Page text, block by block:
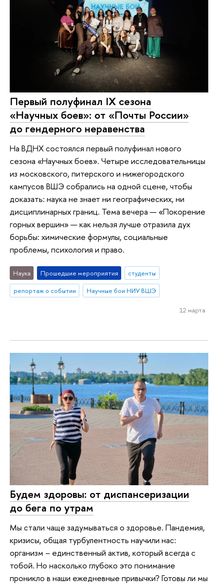
Первый полуфинал IX сезона
«Научных боев»: от «Почты России»
до гендерного неравенства
На ВДНХ состоялся первый полуфинал нового
сезона «Научных боев». Четыре исследовательницы
из московского, питерского и нижегородского
кампусов ВШЭ собрались на одной сцене, чтобы
доказать: наука не знает ни географических, ни
дисциплинарных границ. Тема вечера — «Покорение
горных вершин» — как нельзя лучше отразила дух
борьбы: химические формулы, социальные
проблемы, психология и право.
Наука Прошедшие мероприятия
студенты
репортаж о событии
Научные бои НИУ ВШЭ
12 марта
Будем здоровы: от диспансеризации
до бега по утрам
Мы стали чаще задумываться о здоровье. Пандемия,
кризисы, общая турбулентность научили нас:
организм – единственный актив, который всегда с
тобой. Но насколько глубоко это понимание
проникло в наши ежедневные привычки? Готовы ли мы